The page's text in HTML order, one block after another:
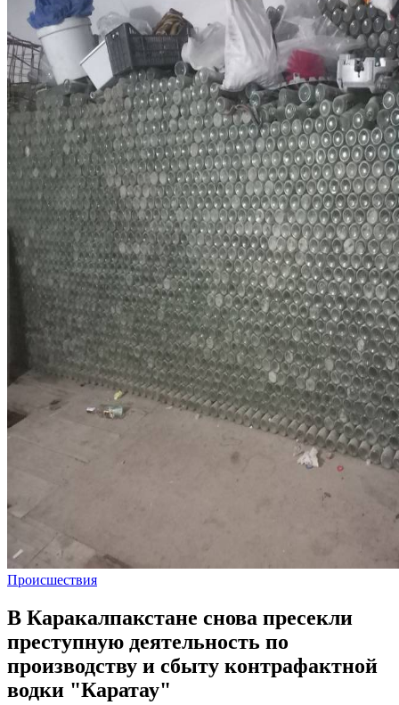
Происшествия
В Каракалпакстане снова пресекли
преступную деятельность по
производству и сбыту контрафактной
водки "Каратау"